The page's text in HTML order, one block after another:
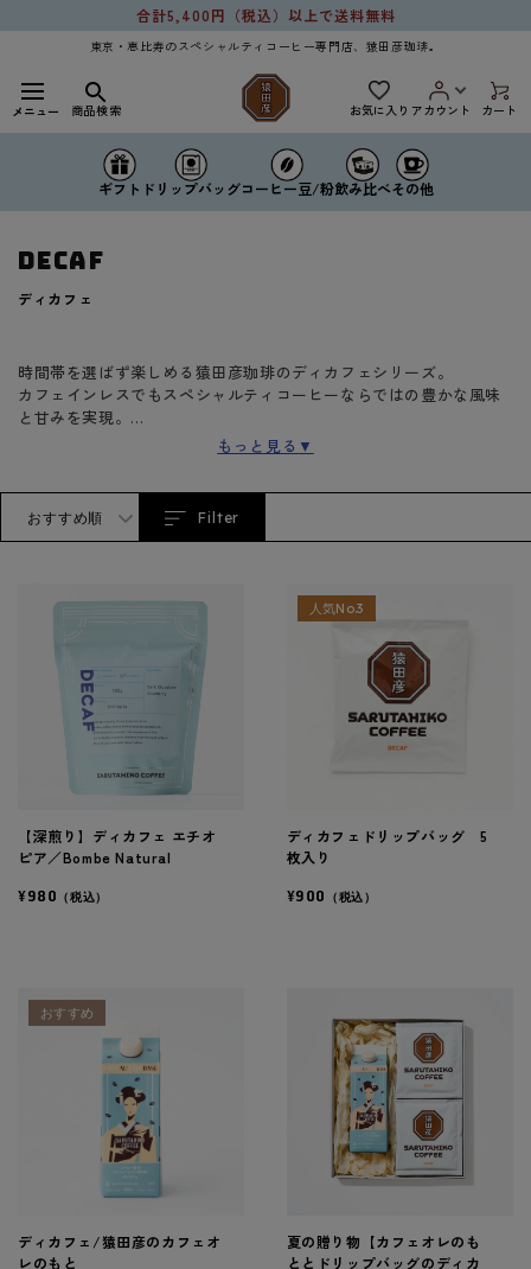
ンツに
合計5,400円（税込）以上で送料無料
東京・恵比寿のスペシャルティコーヒー専門店、猿田彦珈琲。
メニュー 商品検索 お気に入り アカウント カート
ギフト ドリップバッグコーヒー豆/粉飲み比べその他
DECAF
コ
ョ
ン
:
ディカフェ
時間帯を選ばず楽しめる猿田彦珈琲のディカフェシリーズ。
カフェインレスでもスペシャルティコーヒーならではの豊かな風味
と甘みを実現。
ドリップバッグ・コーヒー豆など各種ラインナップをご用意してい
もっと見る▼
おすすめ順 Filter
【深煎り】ディカフェ エチオ
ピア／Bombe Natural
¥980 （税込）
人気No.3
ディカフェドリップバッグ 5
枚入り
¥900 （税込）
おすすめ
ディカフェ/猿田彦のカフェオ
レのもと
夏の贈り物【カフェオレのも
ととドリップバッグのディカ